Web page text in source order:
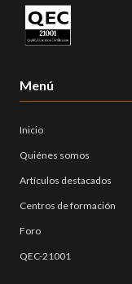
Menú
Inicio
Quiénes somos
Artículos destacados
Centros de formación
Foro
QEC-21001